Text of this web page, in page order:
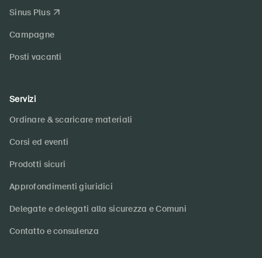
Sinus Plus
Campagne
Posti vacanti
Servizi
Ordinare & scaricare materiali
Corsi ed eventi
Prodotti sicuri
Approfondimenti giuridici
Delegate e delegati alla sicurezza e Comuni
Contatto e consulenza